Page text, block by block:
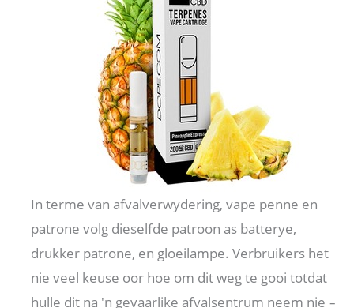
In terme van afvalverwydering, vape penne en
patrone volg dieselfde patroon as batterye,
drukker patrone, en gloeilampe. Verbruikers het
nie veel keuse oor hoe om dit weg te gooi totdat
hulle dit na 'n gevaarlike afvalsentrum neem nie –